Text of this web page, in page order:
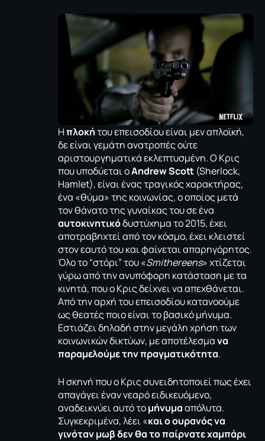
Ηπλοκήτου επεισοδίου είναι μεν απλοϊκή,
δε είναι γεμάτη ανατροπές ούτε
αριστουργηματικά εκλεπτυσμένη. Ο Κρις
που υποδύεται οAndrew Scott (Sherlock,
Hamlet), είναι ένας τραγικός χαρακτήρας,
ένα «θύμα» της κοινωνίας, ο οποίος μετά
τον θάνατο της γυναίκας του σε ένα
αυτοκινητικόδυστύχημα το 2015, έχει
αποτραβηχτεί από τον κόσμο, έχει κλειστεί
στον εαυτό του και φαίνεται απαρηγόρητος.
Όλο το “στόρι” του «Smithereens» χτίζεται
γύρω από την ανυπόφορη κατάσταση με τα
κινητά, που ο Κρις δείχνει να απεχθάνεται.
Από την αρχή του επεισοδίου κατανοούμε
ως θεατές ποιο είναι το βασικό μήνυμα.
Εστιάζει δηλαδή στην μεγάλη χρήση των
κοινωνικών δικτύων, με αποτέλεσμανα
παραμελούμε την πραγματικότητα.
Η σκηνή που ο Κρις συνειδητοποιεί πως έχει
απαγάγει έναν νεαρό ειδικευόμενο,
αναδεικνύει αυτό τομήνυμααπόλυτα.
Συγκεκριμένα, λέει «και ο ουρανός να
γινόταν μωβ δεν θα το παίρνατε χαμπάρι